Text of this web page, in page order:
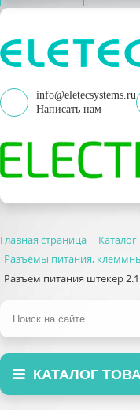
info@eletecsystems.ru
Написать нам
Главная страница Каталог
Разъемы питания,
Разъем питания штекер
КАТАЛОГ